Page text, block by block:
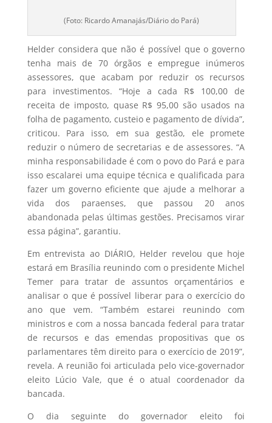
(Foto: Ricardo Amanajás/Diário do Pará)
Helder considera que não é possível que o governo
tenha mais de 70 órgãos e empregue inúmeros
assessores, que acabam por reduzir os recursos
para investimentos. “Hoje a cada R$ 100,00 de
receita de imposto, quase R$ 95,00 são usados na
folha de pagamento, custeio e pagamento de dívida”,
criticou. Para isso, em sua gestão, ele promete
reduzir o número de secretarias e de assessores. “A
minha responsabilidade é com o povo do Pará e para
isso escalarei uma equipe técnica e qualificada para
fazer um governo eficiente que ajude a melhorar a
vida dos paraenses, que passou 20 anos
abandonada pelas últimas gestões. Precisamos virar
essa página”, garantiu.
Em entrevista ao DIÁRIO, Helder revelou que hoje
estará em Brasília reunindo com o presidente Michel
Temer para tratar de assuntos orçamentários e
analisar o que é possível liberar para o exercício do
ano que vem. “Também estarei reunindo com
ministros e com a nossa bancada federal para tratar
de recursos e das emendas propositivas que os
parlamentares têm direito para o exercício de 2019”,
revela. A reunião foi articulada pelo vice-governador
eleito Lúcio Vale, que é o atual coordenador da
bancada.
O dia seguinte do governador eleito foi